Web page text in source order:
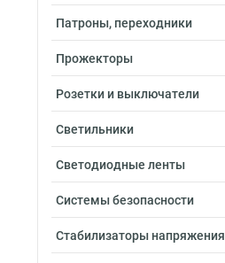
Патроны, переходники
Прожекторы
Розетки и выключатели
Светильники
Светодиодные ленты
Системы безопасности
Стабилизаторы напряжения